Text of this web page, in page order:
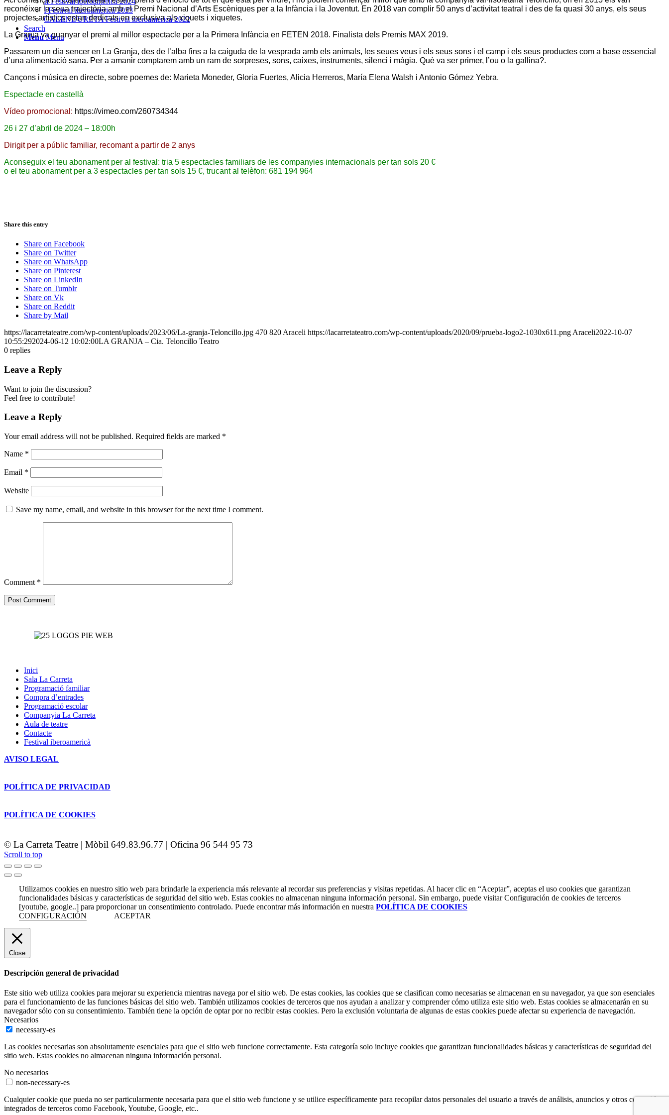
I Festival iberoamericà 2023
CALENDURETA Festival iberoamericà 2022
Search
Menu Menu
reconéixer la seua trajectòria amb el Premi Nacional d’Arts Escèniques per a la Infància i la Joventut. En 2018 van complir 50 anys d’activitat teatral i des de fa quasi 30 anys, els seus
projectes artístics estan dedicats en exclusiva als xiquets i xiquetes.
La Granja va guanyar el premi al millor espectacle per a la Primera Infància en FETEN 2018. Finalista dels Premis MAX 2019.
Passarem un dia sencer en La Granja, des de l’alba fins a la caiguda de la vesprada amb els animals, les seues veus i els seus sons i el camp i els seus productes com a base essencial
d’una alimentació sana. Per a amanir comptarem amb un ram de sorpreses, sons, caixes, instruments, silenci i màgia. Què va ser primer, l’ou o la gallina?.
Cançons i música en directe, sobre poemes de: Marieta Moneder, Gloria Fuertes, Alicia Herreros, María Elena Walsh i Antonio Gómez Yebra.
Espectacle en castellà
Vídeo promocional: https://vimeo.com/260734344
26 i 27 d’abril de 2024 – 18:00h
Dirigit per a públic familiar, recomant a partir de 2 anys
Aconseguix el teu abonament per al festival: tria 5 espectacles familiars de les companyies internacionals per tan sols 20 €
o el teu abonament per a 3 espectacles per tan sols 15 €, trucant al telèfon: 681 194 964
Share this entry
Share on Facebook
Share on Twitter
Share on WhatsApp
Share on Pinterest
Share on LinkedIn
Share on Tumblr
Share on Vk
Share on Reddit
Share by Mail
https://lacarretateatre.com/wp-content/uploads/2023/06/La-granja-Teloncillo.jpg 470 820 Araceli https://lacarretateatro.com/wp-content/uploads/2020/09/prueba-logo2-1030x611.png Araceli2022-10-07
10:55:292024-06-12 10:02:00LA GRANJA – Cia. Teloncillo Teatro
0 replies
Leave a Reply
Want to join the discussion?
Feel free to contribute!
Leave a Reply
Your email address will not be published. Required fields are marked *
Name *
Email *
Website
Save my name, email, and website in this browser for the next time I comment.
Comment *
Inici
Sala La Carreta
Programació familiar
Compra d’entrades
Programació escolar
Companyia La Carreta
Aula de teatre
Contacte
Festival iberoamericà
AVISO LEGAL
POLÍTICA DE PRIVACIDAD
POLÍTICA DE COOKIES
© La Carreta Teatre | Mòbil 649.83.96.77 | Oficina 96 544 95 73
Scroll to top
Utilizamos cookies en nuestro sitio web para brindarle la experiencia más relevante al recordar sus preferencias y visitas repetidas. Al hacer clic en “Aceptar”, aceptas el uso cookies que garantizan
funcionalidades básicas y características de seguridad del sitio web. Estas cookies no almacenan ninguna información personal. Sin embargo, puede visitar Configuración de cookies de terceros
[youtube, google..] para proporcionar un consentimiento controlado. Puede encontrar más información en nuestra POLÍTICA DE COOKIES
CONFIGURACIÓN
ACEPTAR
Close
Descripción general de privacidad
Este sitio web utiliza cookies para mejorar su experiencia mientras navega por el sitio web. De estas cookies, las cookies que se clasifican como necesarias se almacenan en su navegador, ya que son esenciales
para el funcionamiento de las funciones básicas del sitio web. También utilizamos cookies de terceros que nos ayudan a analizar y comprender cómo utiliza este sitio web. Estas cookies se almacenarán en su
navegador sólo con su consentimiento. También tiene la opción de optar por no recibir estas cookies. Pero la exclusión voluntaria de algunas de estas cookies puede afectar su experiencia de navegación.
Necesarios
necessary-es
Las cookies necesarias son absolutamente esenciales para que el sitio web funcione correctamente. Esta categoría solo incluye cookies que garantizan funcionalidades básicas y características de seguridad del
sitio web. Estas cookies no almacenan ninguna información personal.
No necesarios
non-necessary-es
Cualquier cookie que pueda no ser particularmente necesaria para que el sitio web funcione y se utilice específicamente para recopilar datos personales del usuario a través de análisis, anuncios y otros contenidos
integrados de terceros como Facebook, Youtube, Google, etc..